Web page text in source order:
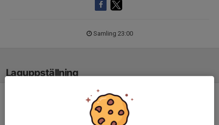
Samling 23:00
Laguppställning
Ingen uppställning ifylld